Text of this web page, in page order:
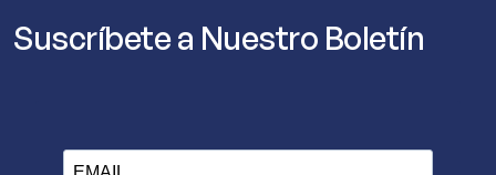
Suscríbete a Nuestro Boletín